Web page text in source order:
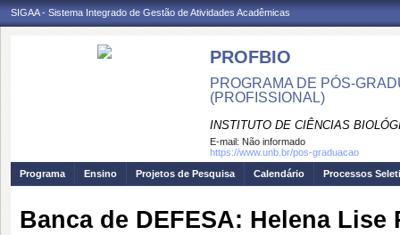
SIGAA - Sistema Integrado de Gestão de Atividades Acadêmicas
PROFBIO
PROGRAMA DE PÓS-
(PROFISSIONAL)
INSTITUTO DE CIÊNCIAS
E-mail: Não informado
https://www.unb.br/pos-graduacao
Programa
Ensino Projetos de Pesquisa Calendário Processos
Banca de DEFESA: Helena Lise